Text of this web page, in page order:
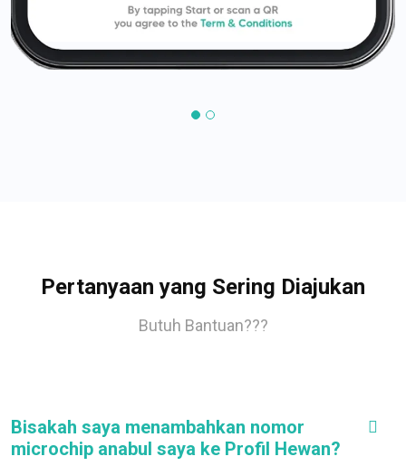
Pertanyaan yang Sering Diajukan
Butuh Bantuan???
Bisakah saya menambahkan nomor
microchip anabul saya ke Profil Hewan?